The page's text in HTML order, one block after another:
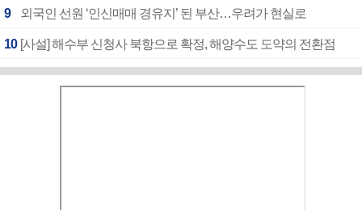
9 외국인 선원 ‘인신매매 경유지’ 된 부산…우려가 현실로
10 [사설] 해수부 신청사 북항으로 확정, 해양수도 도약의 전환점